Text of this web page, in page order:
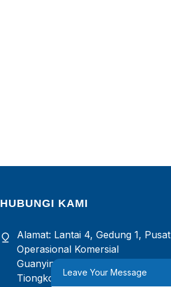
HUBUNGI KAMI
Alamat: Lantai 4, Gedung 1, Pusat
Operasional Komersial
Guanyinshan, Xiamen, Fujian,
Tiongkok
Leave Your Message